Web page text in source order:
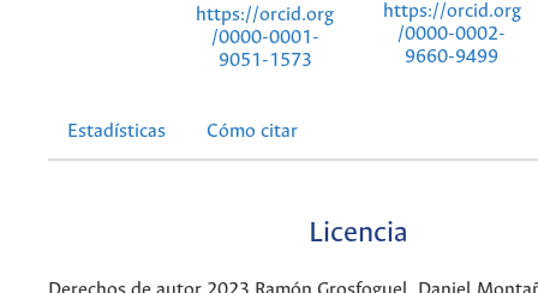
https://orcid.org
/0000-0001-
9051-1573
https://orcid.org
/0000-0002-
9660-9499
Estadísticas Cómo citar
Licencia